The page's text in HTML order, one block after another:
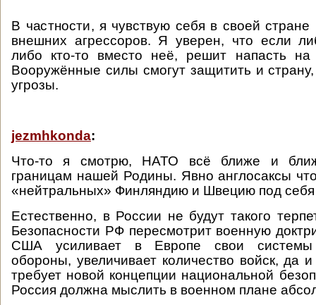
В частности, я чувствую себя в своей стране
внешних агрессоров. Я уверен, что если
либо кто-то вместо неё, решит напасть
Вооружённые силы смогут защитить и
угрозы.
jezmhkonda:
Что-то я смотрю, НАТО всё ближе и
границам нашей Родины. Явно англосаксы
«нейтральных» Финляндию и Швецию под
Естественно, в России не будут такого
Безопасности РФ пересмотрит военную
США усиливает в Европе свои системы
обороны, увеличивает количество войск, да
требует новой концепции национальной
Россия должна мыслить в военном плане